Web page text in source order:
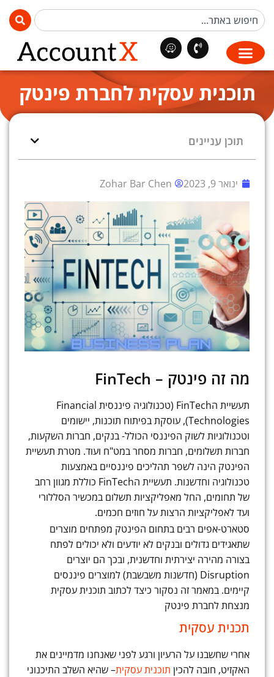
תוכנית עסקית לחברת פינטק
תוכן עניינים
ינואר 9, 2023 Zohar Bar Chen
מה זה פינטק – FinTech
תעשיית הFinTech (טכנולוגיה פיננסית Financial
Technologies), עוסקת בפיתוח תוכנות, יישומים
וטכנולוגיות לשוק הפיננסי הכולל- בנקים, חברות השקעות,
חברות תשלומים, חברות מסחר במט"ח ועוד. מטרת תעשיית
הפינטק הינה לשפר תהליכים פיננסיים באמצעות
טכנולוגיה וחדשנות. תעשיית הFinTech כוללת מגוון רחב
של תחומים, החל מאפליקציות תשלום במכשיר הסללורי
ועד לאפליקציות הרצות על חוזים חכמים.
סטארט-אפים רבים בתחום הפינטק מפתחים מוצרים
שתאגידים גדולים ובנקים לא יודעים ולא יכולים לפתח
בצורה מהירה יצירתית וחדשנית, ובכך הם יוצרים
Disruption (חדשנות משבשבת) למוצרים פיננסים
קיימים. במאמר זה נסקור כיצד לכתוב תוכנית עסקית
מנצחת לחברת פינטק
תכנית עסקית
אחרי שחשבנו על הרעיון ורגע לפני שאנחנו מדמיינים את
האקזיט, חובה להכין תוכנית עסקית– שהיא השלב התיכנוני